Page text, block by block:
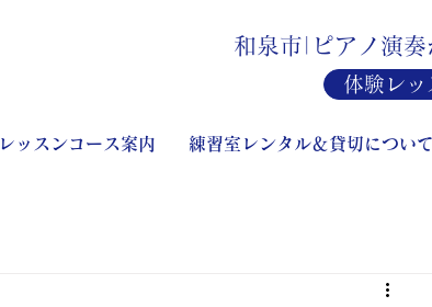
和泉市|ピアノ演
体験レッ
レッスンコース案内 練習室レンタル＆貸切について